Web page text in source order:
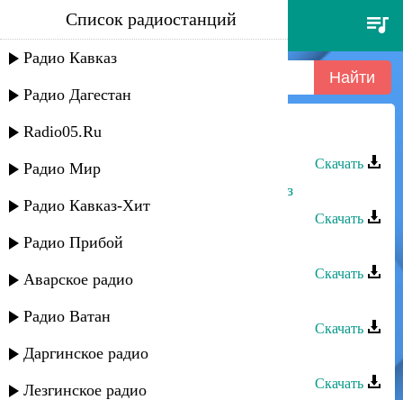
тарлан мамедов - куруш
Список радиостанций
Радио Кавказ
Радио Дагестан
Radio05.Ru
Радио Мир
Радио Кавказ-Хит
Радио Прибой
Аварское радио
Радио Ватан
Даргинское радио
Лезгинское радио
Тарлан Мамедов - Куруш
Скачать
Тарлан Мамедов - Мугман жеда заз
Скачать
Тарлан Мамедов - Аман яр
Скачать
Скачать
Тарлан Мамедов - Без вучиз
Скачать